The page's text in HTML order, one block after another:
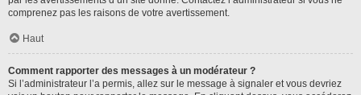
comprenez pas les raisons de votre avertissement.
Haut
Comment rapporter des messages à un modérateur ?
Si l’administrateur l’a permis, allez sur le message à signaler et vous devriez